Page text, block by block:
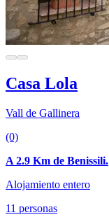
Casa Lola
Vall de Gallinera
(0)
A 2.9 Km de Benissili.
Alojamiento entero
11 personas